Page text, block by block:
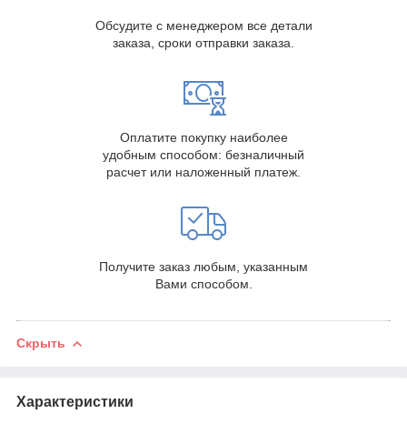
Обсудите с менеджером все детали
заказа, сроки отправки заказа.
Оплатите покупку наиболее
удобным способом: безналичный
расчет или наложенный платеж.
Получите заказ любым, указанным
Вами способом.
Скрыть
Характеристики